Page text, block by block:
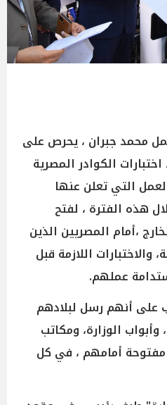
محمد جبران ، يحرص على
الكوادر المصرية
التي تعلن عنها
هذه الفترة ، لفتح
،أمام المصريين الذين
والاختبارات اللازمة قبل
عملهم.
على أنهم رسل لبلادهم
الوزارة، ومكاتب
مفتوحة أمامهم ، في كل